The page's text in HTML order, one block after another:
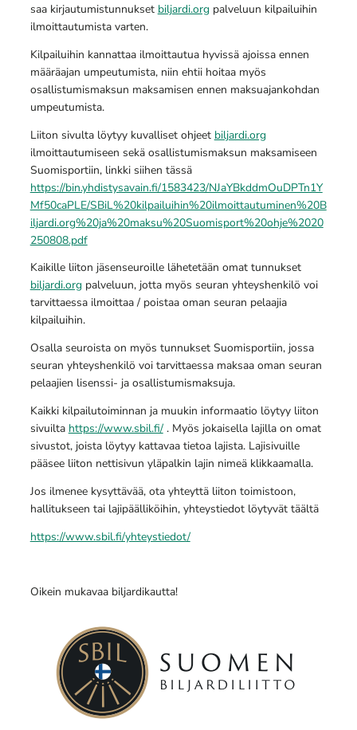
saa kirjautumistunnukset biljardi.org palveluun kilpailuihin
ilmoittautumista varten.
Kilpailuihin kannattaa ilmoittautua hyvissä ajoissa ennen
määräajan umpeutumista, niin ehtii hoitaa myös
osallistumismaksun maksamisen ennen maksuajankohdan
umpeutumista.
Liiton sivulta löytyy kuvalliset ohjeet biljardi.org
ilmoittautumiseen sekä osallistumismaksun maksamiseen
Suomisportiin, linkki siihen tässä
https://bin.yhdistysavain.fi/1583423/NJaYBkddmOuDPTn1Y
Mf50caPLE/SBiL%20kilpailuihin%20ilmoittautuminen%20B
iljardi.org%20ja%20maksu%20Suomisport%20ohje%2020
250808.pdf
Kaikille liiton jäsenseuroille lähetetään omat tunnukset
biljardi.org palveluun, jotta myös seuran yhteyshenkilö voi
tarvittaessa ilmoittaa / poistaa oman seuran pelaajia
kilpailuihin.
Osalla seuroista on myös tunnukset Suomisportiin, jossa
seuran yhteyshenkilö voi tarvittaessa maksaa oman seuran
pelaajien lisenssi- ja osallistumismaksuja.
Kaikki kilpailutoiminnan ja muukin informaatio löytyy liiton
sivuilta https://www.sbil.fi/. Myös jokaisella lajilla on omat
sivustot, joista löytyy kattavaa tietoa lajista. Lajisivuille
pääsee liiton nettisivun yläpalkin lajin nimeä klikkaamalla.
Jos ilmenee kysyttävää, ota yhteyttä liiton toimistoon,
hallitukseen tai lajipäälliköihin, yhteystiedot löytyvät täältä
https://www.sbil.fi/yhteystiedot/
Oikein mukavaa biljardikautta!